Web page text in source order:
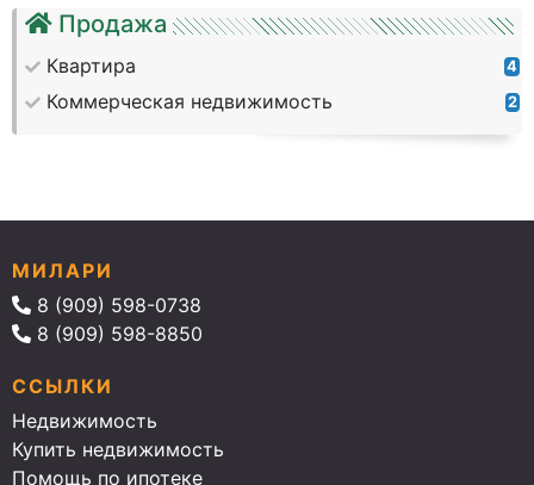
Продажа
Квартира 4
Коммерческая недвижимость 2
МИЛАРИ
8 (909) 598-0738
8 (909) 598-8850
ССЫЛКИ
Недвижимость
Купить недвижимость
Помощь по ипотеке